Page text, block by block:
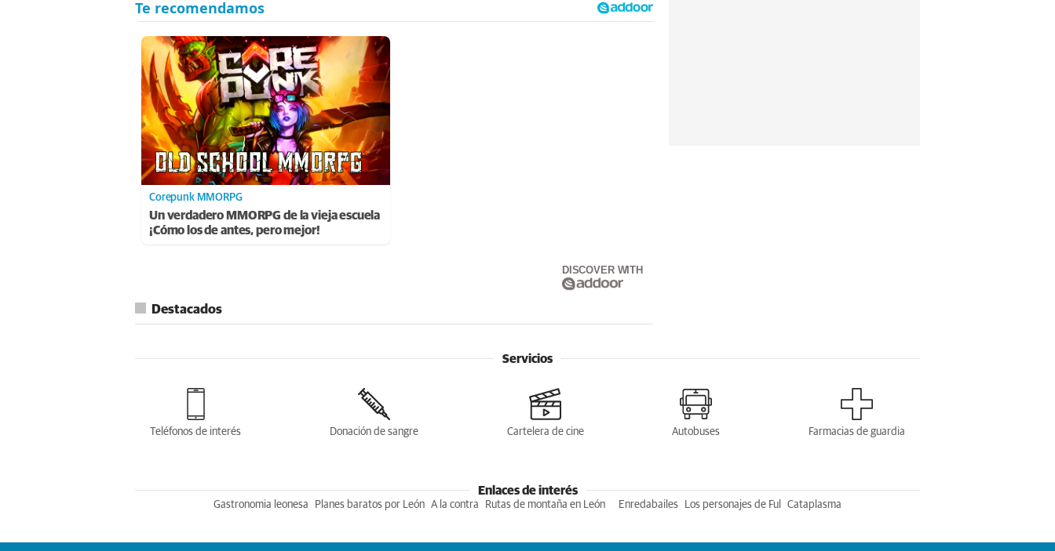
Corepunk MMORPG
Un verdadero MMORPG de la vieja escuela
¡Cómo los de antes, pero mejor!
DISCOVER WITH
Destacados
Servicios
Teléfonos de interés Donación de sangre Cartelera de cine Autobuses Farmacias de guardia
Enlaces de interés
Gastronomia leonesa Planes baratos por León A la contra Rutas de montaña en León Enredabailes Los personajes de Ful Cataplasma